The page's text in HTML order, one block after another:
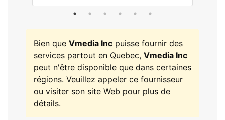
Bien que Vmedia Inc puisse fournir des
services partout en Quebec, Vmedia Inc
peut n'être disponible que dans certaines
régions. Veuillez appeler ce fournisseur
ou visiter son site Web pour plus de
détails.